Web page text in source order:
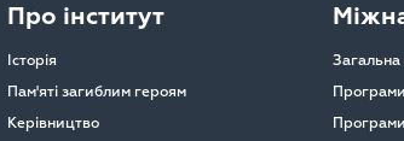
Про інститут
Історія
Пам'яті загиблим героям
Керівництво
Загальна
Програми